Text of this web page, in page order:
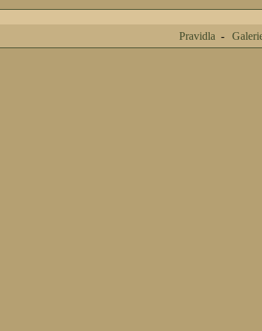
Pravidla